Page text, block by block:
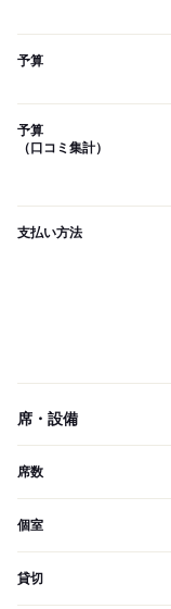
予算
予算
（口コミ集計）
支払い方法
席・設備
席数
個室
貸切